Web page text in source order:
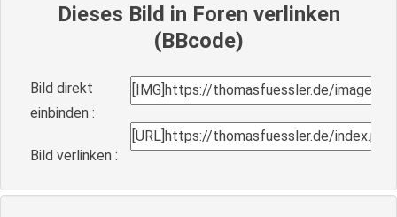
Dieses Bild in Foren verlinken
(BBcode)
Bild direkt
einbinden :
Bild verlinken :